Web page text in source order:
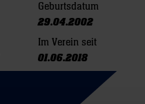
Geburtsdatum
29.04.2002
Im Verein seit
01.06.2018